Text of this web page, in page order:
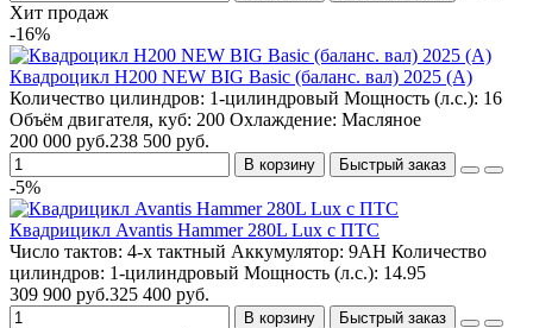
Хит продаж
-16%
Квадроцикл H200 NEW BIG Basic (баланс. вал) 2025 (A)
Количество цилиндров: 1-цилиндровый Мощность (л.с.): 16
Объём двигателя, куб: 200 Охлаждение: Масляное
200 000 руб.238 500 руб.
В корзину Быстрый заказ
-5%
Квадрицикл Avantis Hammer 280L Lux с ПТС
Число тактов: 4-х тактный Аккумулятор: 9AH Количество
цилиндров: 1-цилиндровый Мощность (л.с.): 14.95
309 900 руб.325 400 руб.
В корзину Быстрый заказ